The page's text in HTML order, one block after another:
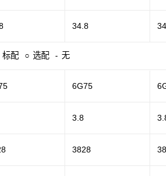
标配 ○ 选配 - 无
34.8
6G75
3.8
3828